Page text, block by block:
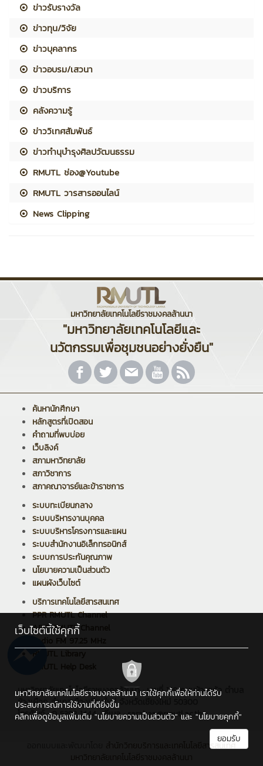
ข่าวรับรางวัล
ข่าวทุน/วิจัย
ข่าวบุคลากร
ข่าวอบรม/เสวนา
ข่าวบริการ
คลังความรู้
ข่าววิเทศสัมพันธ์
ข่าวทำนุบำรุงศิลปวัฒนธรรม
RMUTL ช่อง@Youtube
RMUTL วารสารออนไลน์
News Clipping
มหาวิทยาลัยเทคโนโลยีราชมงคลล้านนา
"มหาวิทยาลัยเทคโนโลยีและ
นวัตกรรมเพื่อชุมชนอย่างยั่งยืน"
ค้นหานักศึกษา
หลักสูตรที่เปิดสอน
คำถามที่พบบ่อย
เว็บลิงค์
สภามหาวิทยาลัย
สภาวิชาการ
สภาคณาจารย์และข้าราชการ
ระบบทะเบียนกลาง
ระบบบริหารงานบุคคล
ระบบบริหารโครงการและแผน
ระบบสำนักงานอิเล็กทรอนิกส์
ระบบการประกันคุณภาพ
นโยบายความเป็นส่วนตัว
แผนผังเว็บไซต์
บริการเทคโนโลยีสารสนเทศ
PPR RMUTL Channel
ARIT RMUTL Channel
Radio FM 97.25 MHz
มหาวิทยาลัยเทคโนโลยีราชมงคลล้านนา : เลขที่ 128 ถนนห้วยแก้ว ตำบล
ช้างเผือก อำเภอเมืองเชียงใหม่ จังหวัดเชียงใหม่ 50300
โทรศัพท์ : 0 5392 1444 , อีเมล : saraban@rmutl.ac.th
เว็บไซต์นี้ใช้คุกกี้
มหาวิทยาลัยเทคโนโลยีราชมงคลล้านนา เราใช้คุกกี้เพื่อให้ท่านได้รับ
ประสบการณ์การใช้งานที่ดียิ่งขึ้น
คลิกเพื่อดูข้อมูลเพิ่มเติม "นโยบายความเป็นส่วนตัว" และ "นโยบายคุกกี้"
ยอมรับ
สำนักวิทยบริการและเทคโนโลยีสารสนเทศ